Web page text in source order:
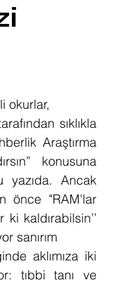
okurlar,
sıklıkla
Araştırma
konusuna
yazıda. Ancak
önce "RAM'lar
kaldırabilsin’’
sanırım
aklımıza iki
tıbbi tanı ve